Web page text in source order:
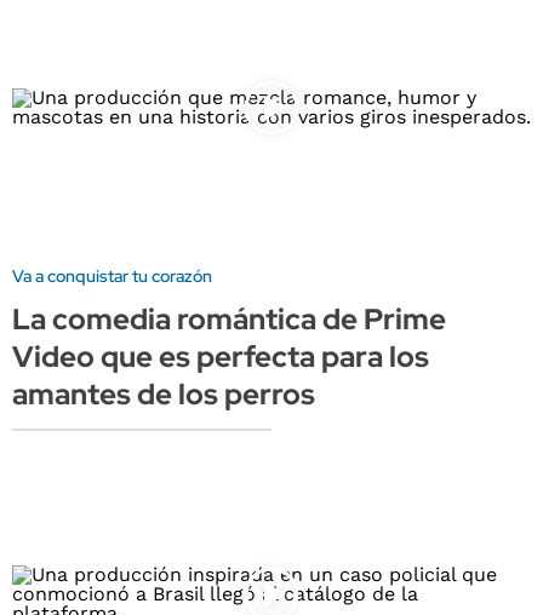
Va a conquistar tu corazón
La comedia romántica de Prime
Video que es perfecta para los
amantes de los perros